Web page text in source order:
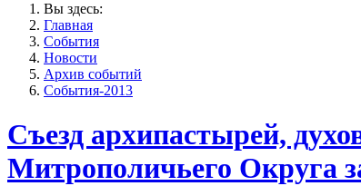
Вы здесь:
Главная
События
Новости
Архив событий
События-2013
Съезд архипастырей,
Митрополичьего Округа